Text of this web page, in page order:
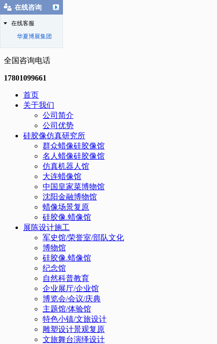
全国咨询电话
17801099661
首页
关于我们
公司简介
公司优势
硅胶像仿真研究所
群众蜡像硅胶像馆
名人蜡像硅胶像馆
仿真机器人馆
大连蜡像馆
中国皇家菜博物馆
沈阳金融博物馆
蜡像场景复原
硅胶像.蜡像馆
展陈设计施工
军史馆/荣誉室/部队文化
博物馆
硅胶像.蜡像馆
纪念馆
自然科普教育
企业展厅/企业馆
博览会/会议/庆典
主题馆/体验馆
特色小镇/文旅设计
雕塑设计景观复原
文旅舞台演绎设计
在线咨询
在线客服
华夏博展集团